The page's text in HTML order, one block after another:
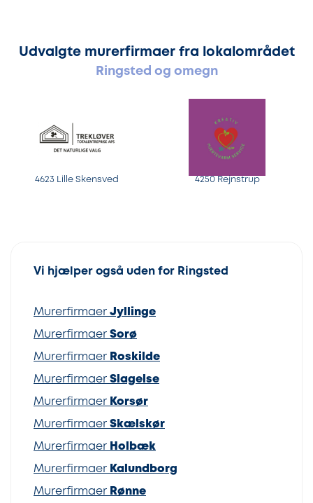
Udvalgte murerfirmaer fra lokalområdet
Ringsted og omegn
4623 Lille Skensved 4250 Rejnstrup
Vi hjælper også uden for Ringsted
Murerfirmaer Jyllinge
Murerfirmaer Sorø
Murerfirmaer Roskilde
Murerfirmaer Slagelse
Murerfirmaer Korsør
Murerfirmaer Skælskør
Murerfirmaer Holbæk
Murerfirmaer Kalundborg
Murerfirmaer Rønne